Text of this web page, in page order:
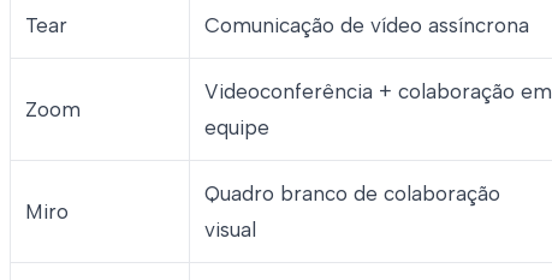
Tear Comunicação de vídeo assíncrona
Zoom
Videoconferência + colaboração em
equipe
Miro
Quadro branco de colaboração
visual